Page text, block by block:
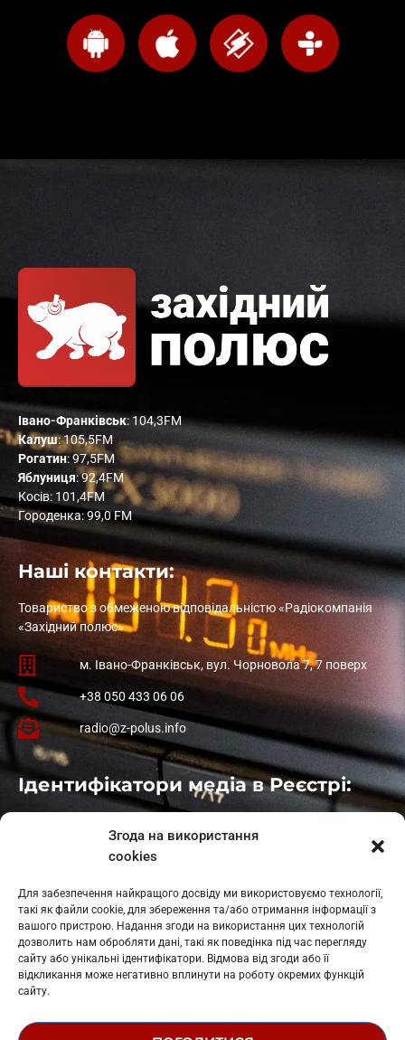
Згода на використання
cookies
Для забезпечення найкращого досвіду ми використовуємо технології,
такі як файли cookie, для збереження та/або отримання інформації з
вашого пристрою. Надання згоди на використання цих технологій
дозволить нам обробляти дані, такі як поведінка під час перегляду
сайту або унікальні ідентифікатори. Відмова від згоди або її
відкликання може негативно вплинути на роботу окремих функцій
сайту.
Івано-Франківськ: 104,3FM
Калуш: 105,5FM
Рогатин: 97,5FM
Яблуниця: 92,4FM
Косів: 101,4FM
Городенка: 99,0 FM
Наші контакти:
Товариство з обмеженою відповідальністю «Радіокомпанія
«Західний полюс»
м. Івано-Франківськ, вул. Чорновола 7, 7 поверх
+38 050 433 06 06
radio@z-polus.info
Ідентифікатори медіа в Реєстрі:
: L11-01410
: L11-01801
Косів: L11-01805
Гарасимів: L11-02274